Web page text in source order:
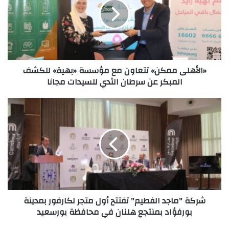
مع
مؤسسة
للكشف
المبكر
عن
سرطان
مجانا
«الأهلى ممكن» تتعاون مع مؤسسة «بهية» للكشف
المبكر عن سرطان الثدي للسيدات مجانا
شركة
"ماجد
الفطيم"
تفتتح
أول
متجر
لكارفور
بمدينة
بورفؤاد
بمنتجعشركة "ماجد الفطيم" تفتتح أول متجر لكارفور بمدينة
بورفؤاد بمنتجع هلنان في محافظة بورسعيد